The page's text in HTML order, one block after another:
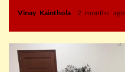
Vinay Kainthola 2 months ago